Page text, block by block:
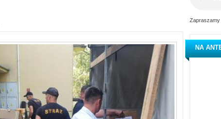
Zapraszamy
NA